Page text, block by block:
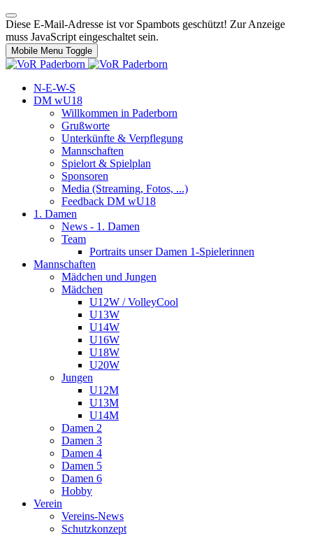
Diese E-Mail-Adresse ist vor Spambots geschützt! Zur Anzeige
muss JavaScript eingeschaltet sein.
Mobile Menu Toggle
N-E-W-S
DM wU18
Willkommen in Paderborn
Grußworte
Unterkünfte & Verpflegung
Mannschaften
Spielort & Spielplan
Sponsoren
Media (Streaming, Fotos, ...)
Feedback DM wU18
1. Damen
News - 1. Damen
Team
Portraits unser Damen 1-Spielerinnen
Mannschaften
Mädchen und Jungen
Mädchen
U12W / VolleyCool
U13W
U14W
U16W
U18W
U20W
Jungen
U12M
U13M
U14M
Damen 2
Damen 3
Damen 4
Damen 5
Damen 6
Hobby
Verein
Vereins-News
Schutzkonzept